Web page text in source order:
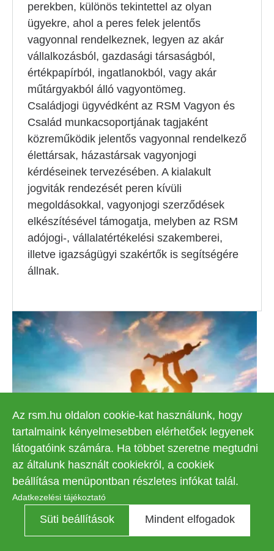
Családjog
Tovább a szolgáltatásra
perekben, különös tekintettel az olyan
ügyekre, ahol a peres felek jelentős
vagyonnal rendelkeznek, legyen az akár
vállalkozásból, gazdasági társaságból,
értékpapírból, ingatlanokból, vagy akár
műtárgyakból álló vagyontömeg.
Családjogi ügyvédként az RSM Vagyon és
Család munkacsoportjának tagjaként
közreműködik jelentős vagyonnal rendelkező
élettársak, házastársak vagyonjogi
kérdéseinek tervezésében. A kialakult
jogviták rendezését peren kívüli
megoldásokkal, vagyonjogi szerződések
elkészítésével támogatja, melyben az RSM
adójogi-, vállalatértékelési szakemberei,
illetve igazságügyi szakértők is segítségére
állnak.
Az rsm.hu oldalon cookie-kat használunk, hogy
tartalmaink kényelmesebben elérhetőek legyenek
látogatóink számára. Ha többet szeretne megtudni
az általunk használt cookiekról, a cookiek
beállítása menüpontban részletes infókat talál.
Adatkezelési tájékoztató
Süti beállítások Mindent elfogadok